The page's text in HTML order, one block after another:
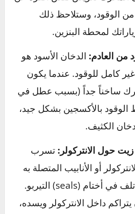
عندما لا
صحيح، يصبح احتراق الوقود
تعويض نقص القوة عن
الوقود، وستلاحظ ذلك
لمحطة البنزين.
الدخان الأسود هو
كامل للوقود. عندما يكون
ساخناً جداً (بسبب عطل في
الوقود بالأكسجين بشكل جيد،
الكثيف.